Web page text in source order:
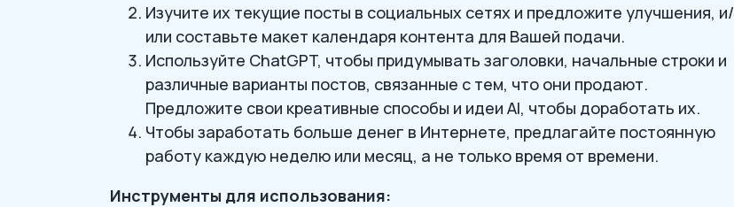
Изучите их текущие посты в социальных сетях и предложите улучшения, и/
или составьте макет календаря контента для Вашей подачи.
Используйте ChatGPT, чтобы придумывать заголовки, начальные строки и
различные варианты постов, связанные с тем, что они продают.
Предложите свои креативные способы и идеи AI, чтобы доработать их.
Чтобы заработать больше денег в Интернете, предлагайте постоянную
работу каждую неделю или месяц, а не только время от времени.
Инструменты для использования: